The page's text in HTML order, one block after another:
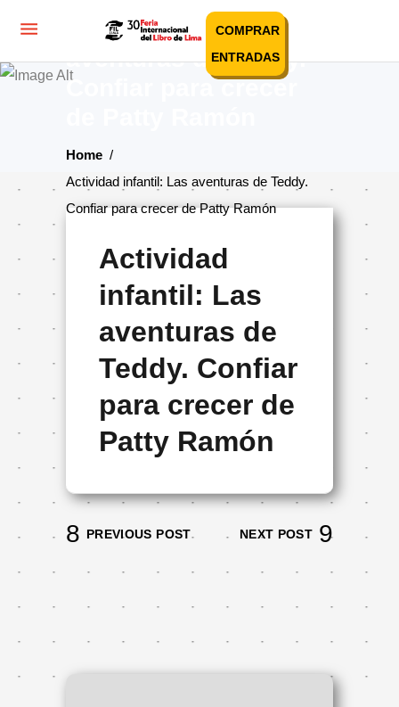
COMPRAR
ENTRADAS
Actividad infantil: Las
aventuras de Teddy.
Confiar para crecer
Home /
Actividad infantil: Las aventuras de Teddy.
Confiar para crecer de Patty Ramón
Actividad
infantil: Las
aventuras de
Teddy. Confiar
para crecer de
Patty Ramón
PREVIOUS POST NEXT POST